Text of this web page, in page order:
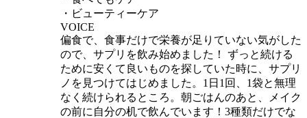
・ビューティーケア
VOICE
偏食で、食事だけで栄養が足りていない気がした
ので、サプリを飲み始めました！ ずっと続ける
ために安くて良いものを探していた時に、サプリ
ノを見つけてはじめました。1日1回、1袋と無理
なく続けられるところ。朝ごはんのあと、メイク
の前に自分の机で飲んでいます！3種類だけでな